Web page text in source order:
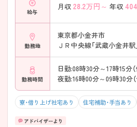
給与
月収 28.2万円～ 年収 404
勤務地
東京都小金井市
ＪＲ中央線「武蔵小金井駅
勤務時間
日勤:08時30分～17時15分（
夜勤:16時00分～09時30分（
寮・借り上げ社宅あり 住宅補助・手当あり